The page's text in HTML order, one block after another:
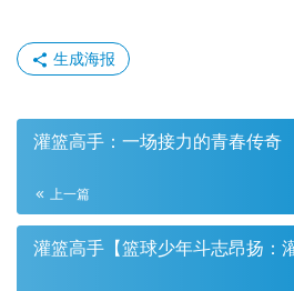
生成海报
灌篮高手：一场接力的青春传奇
上一篇
灌篮高手【篮球少年斗志昂扬：